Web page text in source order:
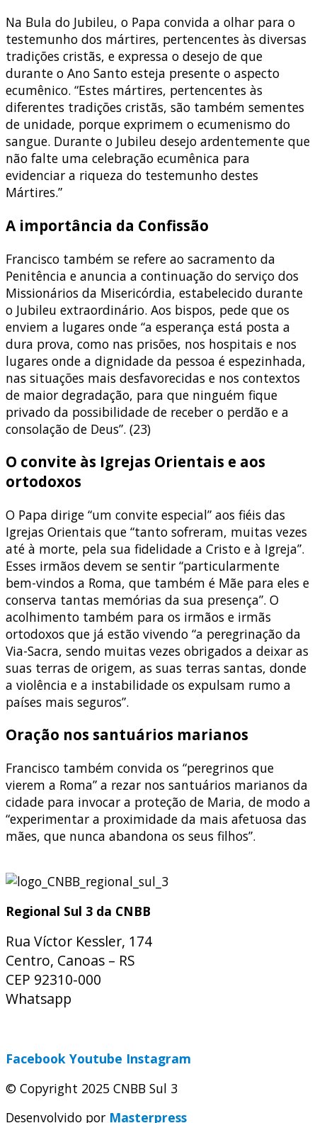
Na Bula do Jubileu, o Papa convida a olhar para o
testemunho dos mártires, pertencentes às diversas
tradições cristãs, e expressa o desejo de que
durante o Ano Santo esteja presente o aspecto
ecumênico. “Estes mártires, pertencentes às
diferentes tradições cristãs, são também sementes
de unidade, porque exprimem o ecumenismo do
sangue. Durante o Jubileu desejo ardentemente que
não falte uma celebração ecumênica para
evidenciar a riqueza do testemunho destes
Mártires.”
A importância da Confissão
Francisco também se refere ao sacramento da
Penitência e anuncia a continuação do serviço dos
Missionários da Misericórdia, estabelecido durante
o Jubileu extraordinário. Aos bispos, pede que os
enviem a lugares onde “a esperança está posta a
dura prova, como nas prisões, nos hospitais e nos
lugares onde a dignidade da pessoa é espezinhada,
nas situações mais desfavorecidas e nos contextos
de maior degradação, para que ninguém fique
privado da possibilidade de receber o perdão e a
consolação de Deus”. (23)
O convite às Igrejas Orientais e aos
ortodoxos
O Papa dirige “um convite especial” aos fiéis das
Igrejas Orientais que “tanto sofreram, muitas vezes
até à morte, pela sua fidelidade a Cristo e à Igreja”.
Esses irmãos devem se sentir “particularmente
bem-vindos a Roma, que também é Mãe para eles e
conserva tantas memórias da sua presença”. O
acolhimento também para os irmãos e irmãs
ortodoxos que já estão vivendo “a peregrinação da
Via-Sacra, sendo muitas vezes obrigados a deixar as
suas terras de origem, as suas terras santas, donde
a violência e a instabilidade os expulsam rumo a
países mais seguros”.
Oração nos santuários marianos
Francisco também convida os “peregrinos que
vierem a Roma” a rezar nos santuários marianos da
cidade para invocar a proteção de Maria, de modo a
“experimentar a proximidade da mais afetuosa das
mães, que nunca abandona os seus filhos”.
Regional Sul 3 da CNBB
Rua Víctor Kessler, 174
Centro, Canoas – RS
CEP 92310-000
Whatsapp
Facebook Youtube Instagram
© Copyright 2025 CNBB Sul 3
Desenvolvido por Masterpress